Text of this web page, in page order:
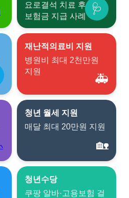
요로결석 치료 후 실제
보험금 지급 사례
🩺
재난적의료비 지원
병원비 최대 2천만원
지원
🚑
청년 월세 지원
매달 최대 20만원 지원
🏡
청년수당
쿠팡 알바·고용보험 걸